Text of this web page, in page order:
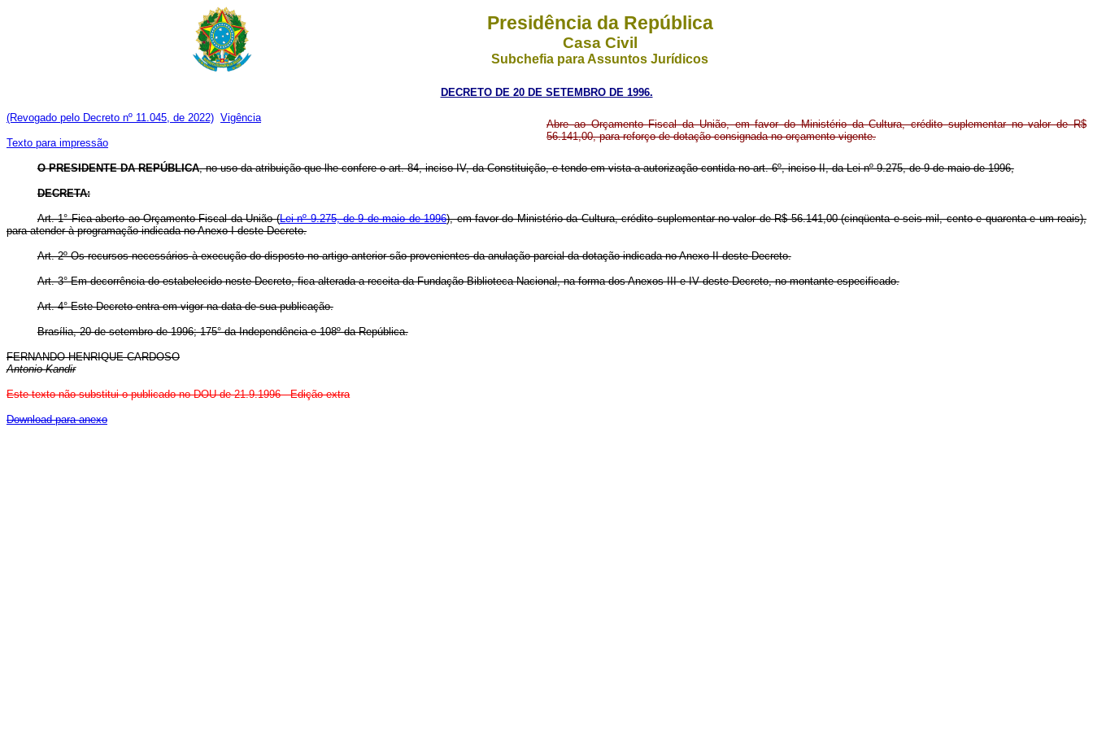
Presidência da República
Casa Civil
Subchefia para Assuntos Jurídicos
DECRETO DE 20 DE SETEMBRO DE 1996.
(Revogado pelo Decreto nº 11.045, de 2022) Vigência
Texto para impressão
Abre ao Orçamento Fiscal da União, em favor do Ministério da Cultura, crédito suplementar no valor de R$
56.141,00, para reforço de dotação consignada no orçamento vigente.
O PRESIDENTE DA REPÚBLICA, no uso da atribuição que lhe confere o art. 84, inciso IV, da Constituição, e tendo em vista a autorização contida no art. 6º, inciso II, da Lei nº 9.275, de 9 de maio de 1996,
DECRETA:
Art. 1° Fica aberto ao Orçamento Fiscal da União (Lei nº 9.275, de 9 de maio de 1996), em favor do Ministério da Cultura, crédito suplementar no valor de R$ 56.141,00 (cinqüenta e seis mil, cento e quarenta e um reais),
para atender à programação indicada no Anexo I deste Decreto.
Art. 2º Os recursos necessários à execução do disposto no artigo anterior são provenientes da anulação parcial da dotação indicada no Anexo II deste Decreto.
Art. 3° Em decorrência do estabelecido neste Decreto, fica alterada a receita da Fundação Biblioteca Nacional, na forma dos Anexos III e IV deste Decreto, no montante especificado.
Art. 4° Este Decreto entra em vigor na data de sua publicação.
Brasília, 20 de setembro de 1996; 175° da Independência e 108º da República.
FERNANDO HENRIQUE CARDOSO
Antonio Kandir
Este texto não substitui o publicado no DOU de 21.9.1996 - Edição extra
Download para anexo